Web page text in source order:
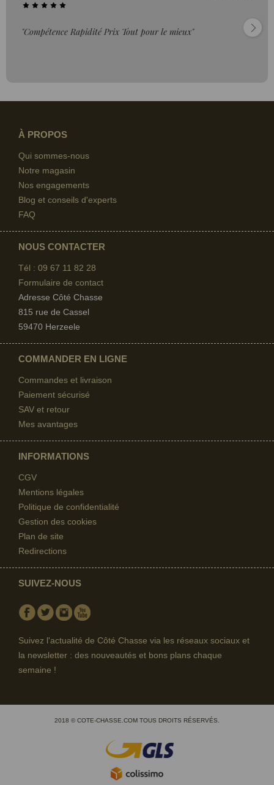
"Compétence Rapidité Prix Tout pour le mieux"
À PROPOS
Qui sommes-nous
Notre magasin
Nos engagements
Blog et conseils d'experts
FAQ
NOUS CONTACTER
Tél : 09 67 11 82 28
Formulaire de contact
Adresse Côté Chasse
815 rue de Cassel
59470 Herzeele
COMMANDER EN LIGNE
Commandes et livraison
Paiement sécurisé
SAV et retour
Mes avantages
INFORMATIONS
CGV
Mentions légales
Politique de confidentialité
Gestion des cookies
Plan de site
Redirections
SUIVEZ-NOUS
Facebook
TwitterInstagram
Suivez l'actualité de Côté Chasse via les réseaux sociaux et
la newsletter : des nouveautés et bons plans chaque
semaine !
2018 © COTE-CHASSE.COM TOUS DROITS RÉSERVÉS.